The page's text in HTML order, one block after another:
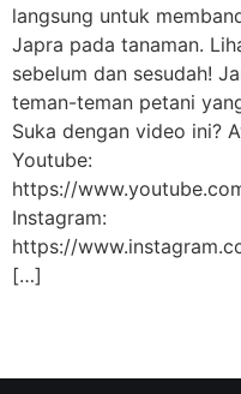
langsung untuk
Japra pada tanaman.
sebelum dan sesudah!
teman-teman petani
Suka dengan video ini?
Youtube:
https://
Instagram:
https://
[…]